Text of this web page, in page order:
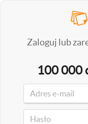
Zaloguj lub
100 000